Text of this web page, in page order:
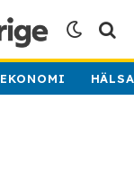
EKONOMI